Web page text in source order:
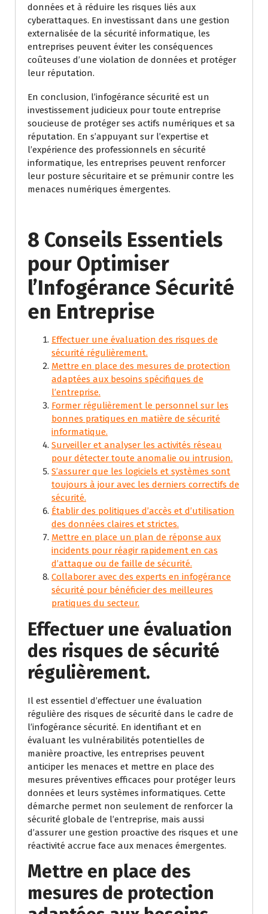
données et à réduire les risques liés aux
cyberattaques. En investissant dans une gestion
externalisée de la sécurité informatique, les
entreprises peuvent éviter les conséquences
coûteuses d’une violation de données et protéger
leur réputation.
En conclusion, l’infogérance sécurité est un
investissement judicieux pour toute entreprise
soucieuse de protéger ses actifs numériques et sa
réputation. En s’appuyant sur l’expertise et
l’expérience des professionnels en sécurité
informatique, les entreprises peuvent renforcer
leur posture sécuritaire et se prémunir contre les
menaces numériques émergentes.
8 Conseils Essentiels
pour Optimiser
l’Infogérance Sécurité
en Entreprise
Effectuer une évaluation des risques de
sécurité régulièrement.
Mettre en place des mesures de protection
adaptées aux besoins spécifiques de
l’entreprise.
Former régulièrement le personnel sur les
bonnes pratiques en matière de sécurité
informatique.
Surveiller et analyser les activités réseau
pour détecter toute anomalie ou intrusion.
S’assurer que les logiciels et systèmes sont
toujours à jour avec les derniers correctifs de
sécurité.
Établir des politiques d’accès et d’utilisation
des données claires et strictes.
Mettre en place un plan de réponse aux
incidents pour réagir rapidement en cas
d’attaque ou de faille de sécurité.
Collaborer avec des experts en infogérance
sécurité pour bénéficier des meilleures
pratiques du secteur.
Effectuer une évaluation
des risques de sécurité
régulièrement.
Il est essentiel d’effectuer une évaluation
régulière des risques de sécurité dans le cadre de
l’infogérance sécurité. En identifiant et en
évaluant les vulnérabilités potentielles de
manière proactive, les entreprises peuvent
anticiper les menaces et mettre en place des
mesures préventives efficaces pour protéger leurs
données et leurs systèmes informatiques. Cette
démarche permet non seulement de renforcer la
sécurité globale de l’entreprise, mais aussi
d’assurer une gestion proactive des risques et une
réactivité accrue face aux menaces émergentes.
Mettre en place des
mesures de protection